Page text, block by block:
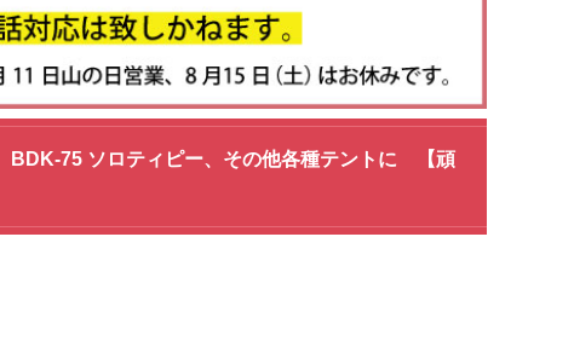
75 ソロティピー、その他各種テントに 【頑